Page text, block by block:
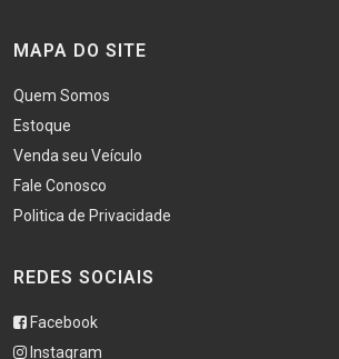
MAPA DO SITE
Quem Somos
Estoque
Venda seu Veículo
Fale Conosco
Politica de Privacidade
REDES SOCIAIS
Facebook
Instagram